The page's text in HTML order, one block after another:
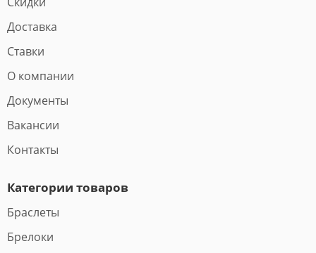
Доставка
Ставки
О компании
Документы
Вакансии
Контакты
Категории товаров
Браслеты
Брелоки